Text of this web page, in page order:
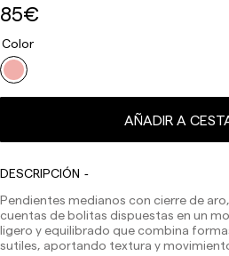
85€
Color
AÑADIR A
DESCRIPCIÓN
Pendientes medianos con cierre de
cuentas de bolitas dispuestas en un
ligero y equilibrado que combina
sutiles, aportando textura y
Los plazos de entrega son los siguientes:
Envíos nacionales:
España (península): 1-3 días
orders.
Canarias, Ceuta y Melilla: 7-10 días
Excepto pre-orders.
Envíos a Europa: 3-5 días laborables.
orders.
Envíos a USA: 5-7 días laborables
Envíos fuera de la Comunidad Europea:
laborables. Excepto pre-orders.Por